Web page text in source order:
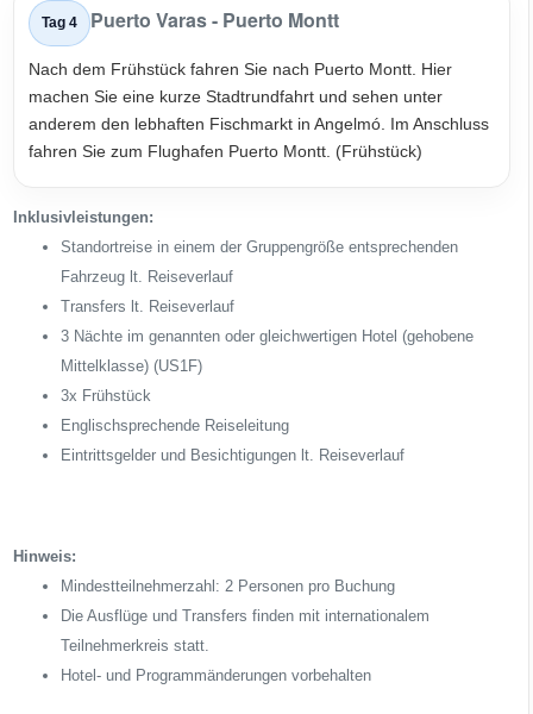
Tag 4 Puerto Varas - Puerto Montt
Nach dem Frühstück fahren Sie nach Puerto Montt. Hier
machen Sie eine kurze Stadtrundfahrt und sehen unter
anderem den lebhaften Fischmarkt in Angelmó. Im Anschluss
fahren Sie zum Flughafen Puerto Montt. (Frühstück)
Inklusivleistungen:
Standortreise in einem der Gruppengröße entsprechenden
Fahrzeug lt. Reiseverlauf
Transfers lt. Reiseverlauf
3 Nächte im genannten oder gleichwertigen Hotel (gehobene
Mittelklasse) (US1F)
3x Frühstück
Englischsprechende Reiseleitung
Eintrittsgelder und Besichtigungen lt. Reiseverlauf
Hinweis:
Mindestteilnehmerzahl: 2 Personen pro Buchung
Die Ausflüge und Transfers finden mit internationalem
Teilnehmerkreis statt.
Hotel- und Programmänderungen vorbehalten